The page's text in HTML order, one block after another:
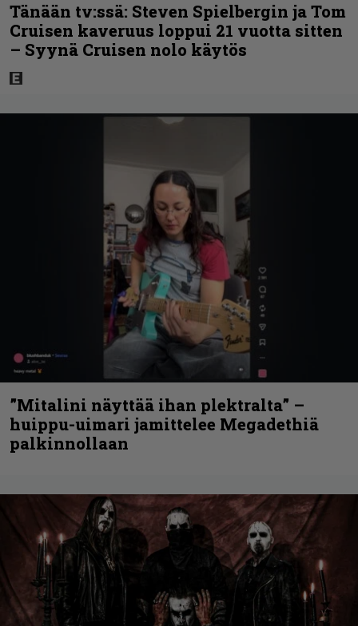
Tänään tv:ssä: Steven Spielbergin ja Tom
Cruisen kaveruus loppui 21 vuotta sitten
– Syynä Cruisen nolo käytös
”Mitalini näyttää ihan plektralta” –
huippu-uimari jamittelee Megadethiä
palkinnollaan